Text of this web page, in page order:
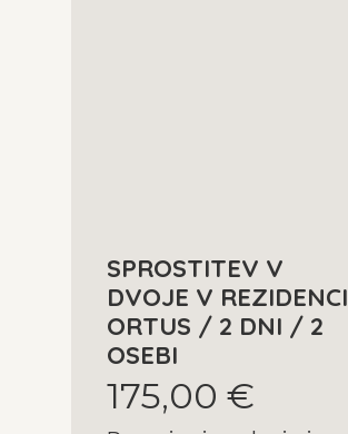
SPROSTITEV V
DVOJE V REZIDENCI
ORTUS / 2 DNI / 2
OSEBI
175,00 €